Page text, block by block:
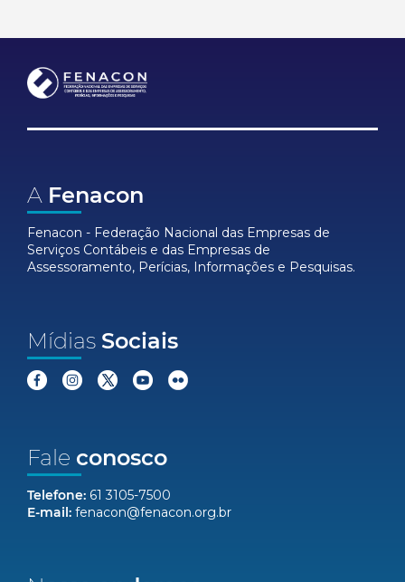
A Fenacon
Fenacon - Federação Nacional das Empresas de
Serviços Contábeis e das Empresas de
Assessoramento, Perícias, Informações e Pesquisas.
Mídias Sociais
Fale conosco
Telefone: 61 3105-7500
E-mail: fenacon@fenacon.org.br